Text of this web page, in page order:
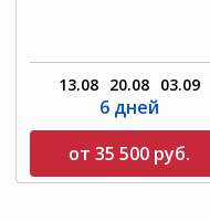
13.08 20.08 03.09
6 дней
от 35 500 руб.